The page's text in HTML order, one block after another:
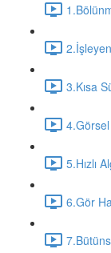
3.Kısa
4.Görsel
5.Hızlı
6.Gör